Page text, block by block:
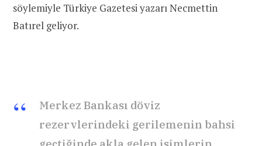
söylemiyle Türkiye Gazetesi yazarı Necmettin
Batırel geliyor.
Merkez Bankası döviz
rezervlerindeki gerilemenin bahsi